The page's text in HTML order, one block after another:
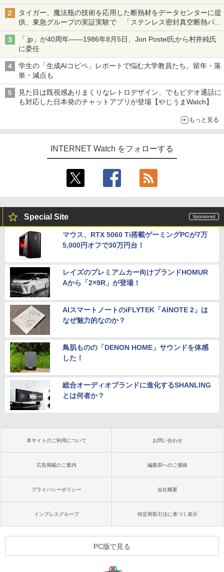
タイガー、魔法瓶の技術を応用した断熱材をデータセンターに提
供、東急グループの実証実験で 「ステンレス密封真空断熱パネ
ル TIVIP」
「.jp」が40周年――1986年8月5日、Jon Postel氏から村井純氏
に委任
学生の「生成AIコピペ」レポートで悩む大学教員たち。留年・落
単・減点も
見た目は既視感ありまくりなレトロデザイン、でもビデオ通話に
も対応した日本発のチャットアプリが登場【やじうまWatch】
もっと見る
INTERNET Watch をフォローする
Special Site
マウス、RTX 5060 Ti搭載ゲーミングPCが7万
5,000円オフで30万円台！
レイズのプレミアムカー向けブランドHOMUR
Aから「2×9R」が登場！
AIスマートノートのiFLYTEK「AINOTE 2」は
なぜ魅力的なのか？
鳥肌ものの「DENON HOME」サウンドを体感
した！
総合オーディオブランドに進化するSHANLING
とは何者か？
本サイトのご利用について お問い合わせ
広告掲載のご案内 編集部へのご連絡
プライバシーポリシー 会社概要
インプレスグループ 特定商取引法に基づく表示
PC版で見る